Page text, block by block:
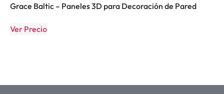
Grace Baltic – Paneles 3D para Decoración de Pared
Ver Precio